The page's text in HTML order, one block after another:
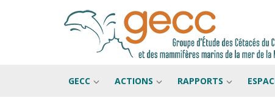
GECC ACTIONS RAPPORTS